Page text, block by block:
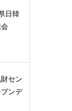
日韓
セン
ンデ